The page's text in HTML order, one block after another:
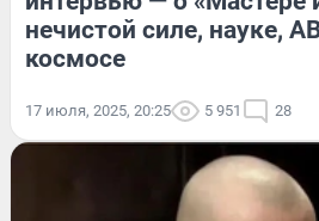
нечистой силе, науке,
космосе
17 июля, 2025, 20:25 5 951 28